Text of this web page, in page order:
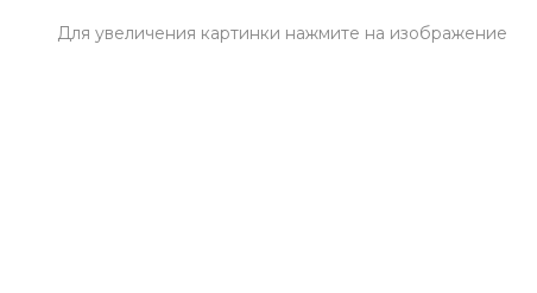
Для увеличения картинки нажмите на изображение